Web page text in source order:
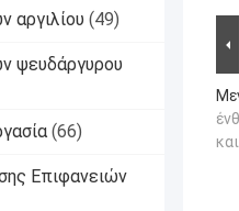
αργιλίου (49)
ψευδάργυρου
(66)
Επιφανειών